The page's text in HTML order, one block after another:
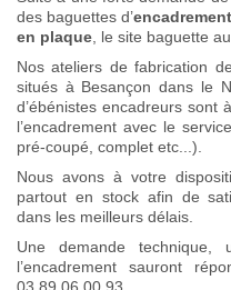
des baguettes d’
en plaque, le site baguette
Nos ateliers de fabrication
situés à Besançon dans le
d’ébénistes encadreurs sont
l’encadrement avec le
pré-coupé, complet etc...).
Nous avons à votre
partout en stock afin de
dans les meilleurs délais.
Une demande
l’encadrement sauront